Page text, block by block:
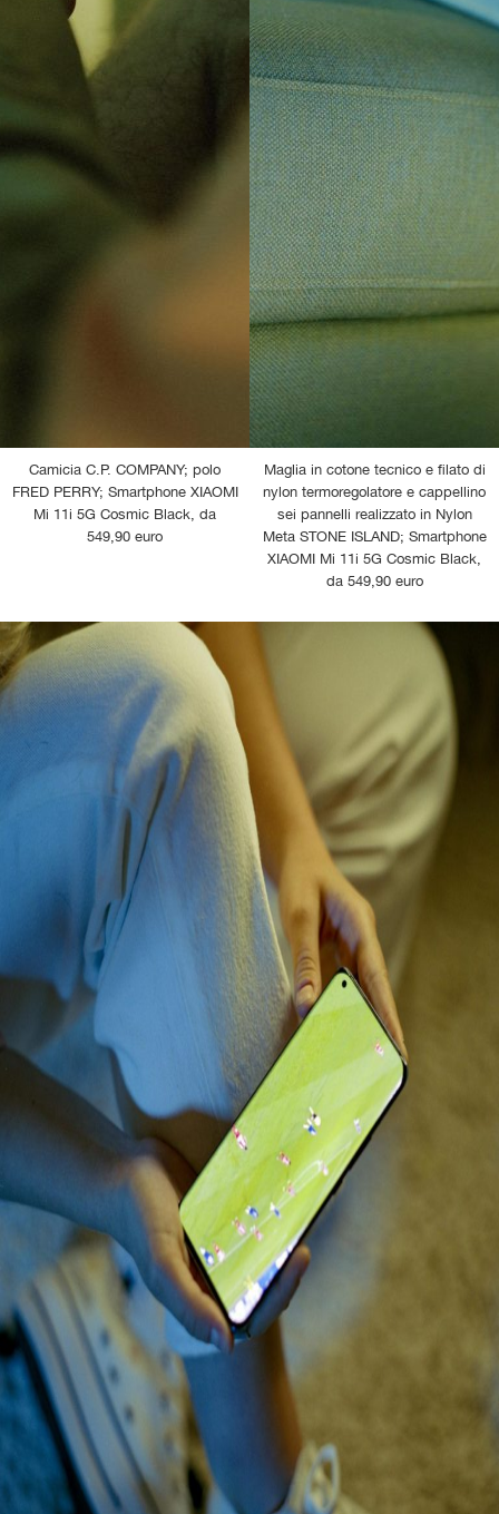
Camicia C.P. COMPANY; polo
FRED PERRY; Smartphone XIAOMI
Mi 11i 5G Cosmic Black, da
549,90 euro
Maglia in cotone tecnico e filato di
nylon termoregolatore e cappellino
sei pannelli realizzato in Nylon
Meta STONE ISLAND; Smartphone
XIAOMI Mi 11i 5G Cosmic Black,
da 549,90 euro